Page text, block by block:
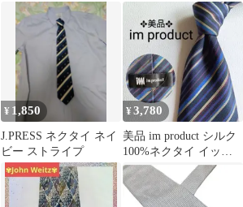
茶 レジメンタル ストラ
イプ シルク
¥ 1,850
J.PRESS ネクタイ ネイ
ビー ストライプ
¥3,780
美品 im product シルク
100%ネクタイ イッセ
イミヤケ レジメンタル